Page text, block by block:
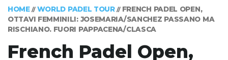
HOME// WORLD PADEL TOUR// FRENCH PADEL OPEN,
OTTAVI FEMMINILI: JOSEMARIA/SANCHEZ PASSANO MA
RISCHIANO. FUORI PAPPACENA/CLASCA
French Padel Open,